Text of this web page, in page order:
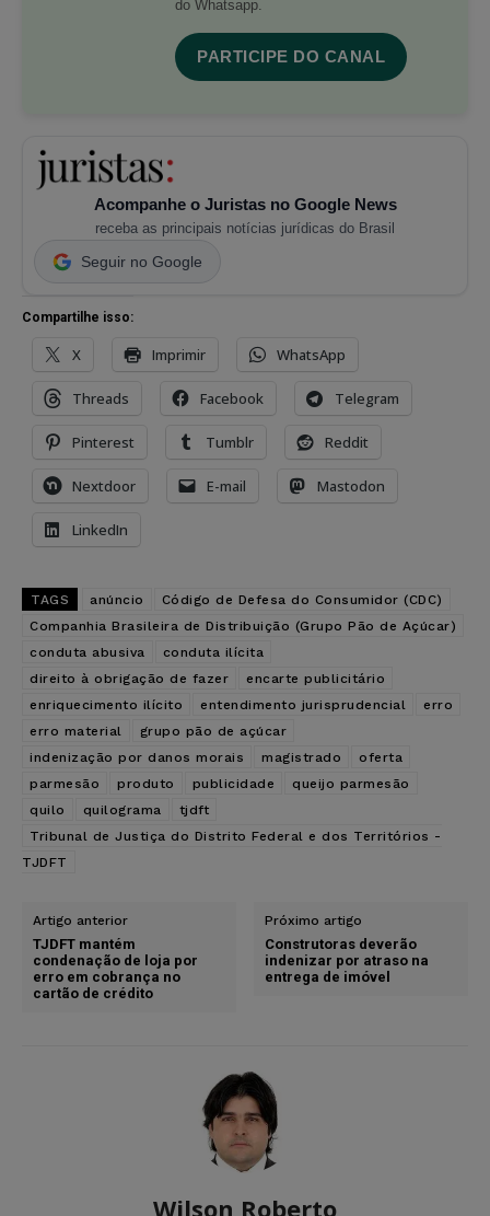
do Whatsapp.
PARTICIPE DO CANAL
Acompanhe o Juristas no Google News
receba as principais notícias jurídicas do Brasil
Seguir no Google
Compartilhe isso:
X Imprimir WhatsApp
Threads Facebook Telegram
Pinterest Tumblr Reddit
Nextdoor E-mail Mastodon
LinkedIn
TAGS anúncio
Código de Defesa do Consumidor (CDC)
Companhia Brasileira de Distribuição (Grupo Pão de Açúcar)
conduta abusiva
conduta ilícita
direito à obrigação de fazer
encarte publicitário
enriquecimento ilícito
entendimento jurisprudencial
erro
erro material
grupo pão de açúcar
indenização por danos morais
magistrado
oferta
parmesão
produto publicidade
queijo parmesão
quilo
quilograma
tjdft
Tribunal de Justiça do Distrito Federal e dos Territórios -
TJDFT
Artigo anterior
TJDFT mantém
condenação de loja por
erro em cobrança no
cartão de crédito
Próximo artigo
Construtoras deverão
indenizar por atraso na
entrega de imóvel
Wilson Roberto